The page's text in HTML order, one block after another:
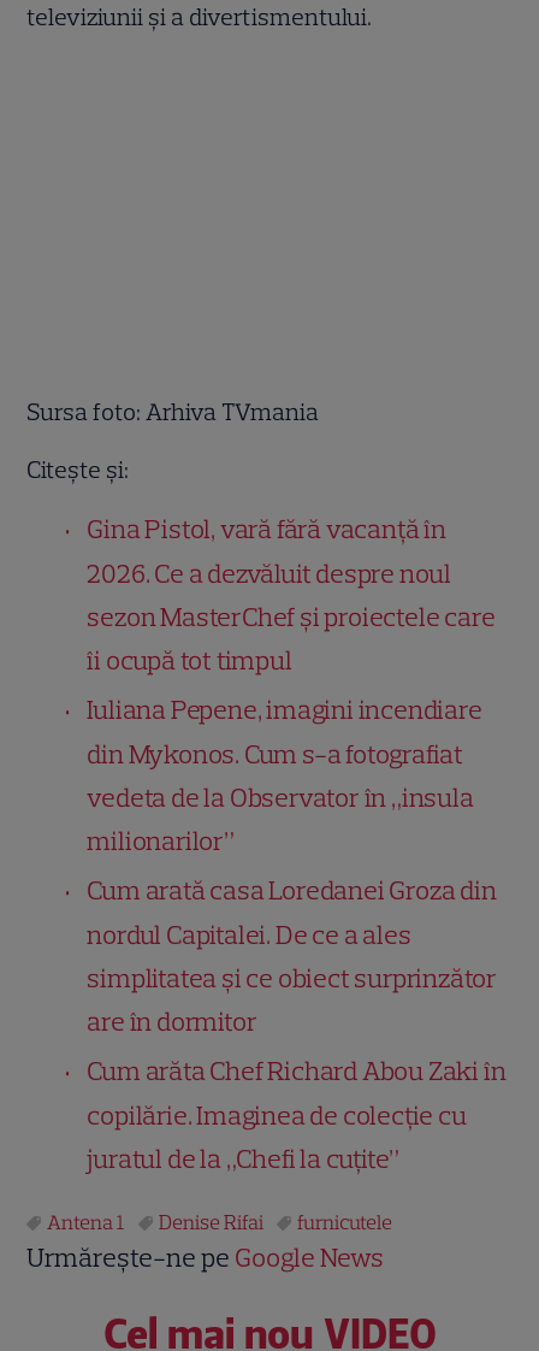
televiziunii și a divertismentului.
Sursa foto: Arhiva TVmania
Citește și:
Gina Pistol, vară fără vacanță în
2026. Ce a dezvăluit despre noul
sezon MasterChef și proiectele care
îi ocupă tot timpul
Iuliana Pepene, imagini incendiare
din Mykonos. Cum s-a fotografiat
vedeta de la Observator în „insula
milionarilor”
Cum arată casa Loredanei Groza din
nordul Capitalei. De ce a ales
simplitatea și ce obiect surprinzător
are în dormitor
Cum arăta Chef Richard Abou Zaki în
copilărie. Imaginea de colecție cu
juratul de la „Chefi la cuțite”
Antena 1 Denise Rifai furnicutele
Urmărește-ne pe Google News
Cel mai nou VIDEO